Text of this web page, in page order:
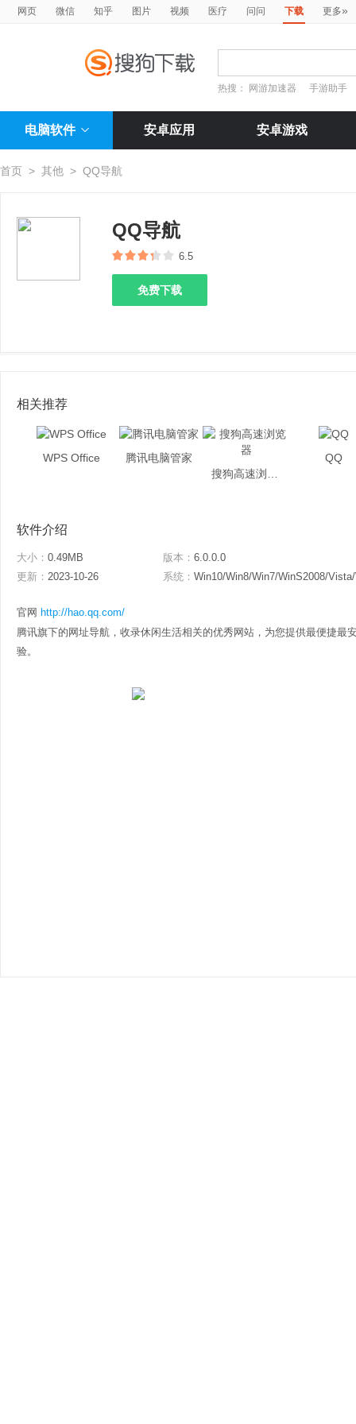
网页 微信 知乎 图片 视频 医疗 问问 下载 更多»
热搜： 网游加速器 手游助手
电脑软件 安卓应用 安卓游戏
首页 > 其他 > QQ导航
QQ导航
6.5
免费下载
相关推荐
WPS Office
腾讯电脑管家
QQ
软件介绍
大小： 0.49MB 版本： 6.0.0.0
更新： 2023-10-26 系统： Win10/Win8/Win7/WinS2008/
官网 http://hao.qq.com/
腾讯旗下的网址导航，收录休闲生活相关的优秀网站，为您提供最便捷最
验。